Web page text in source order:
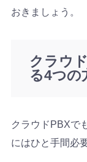
おきましょう。
クラウ
る4つの
クラウドPBXで
にはひと手間必